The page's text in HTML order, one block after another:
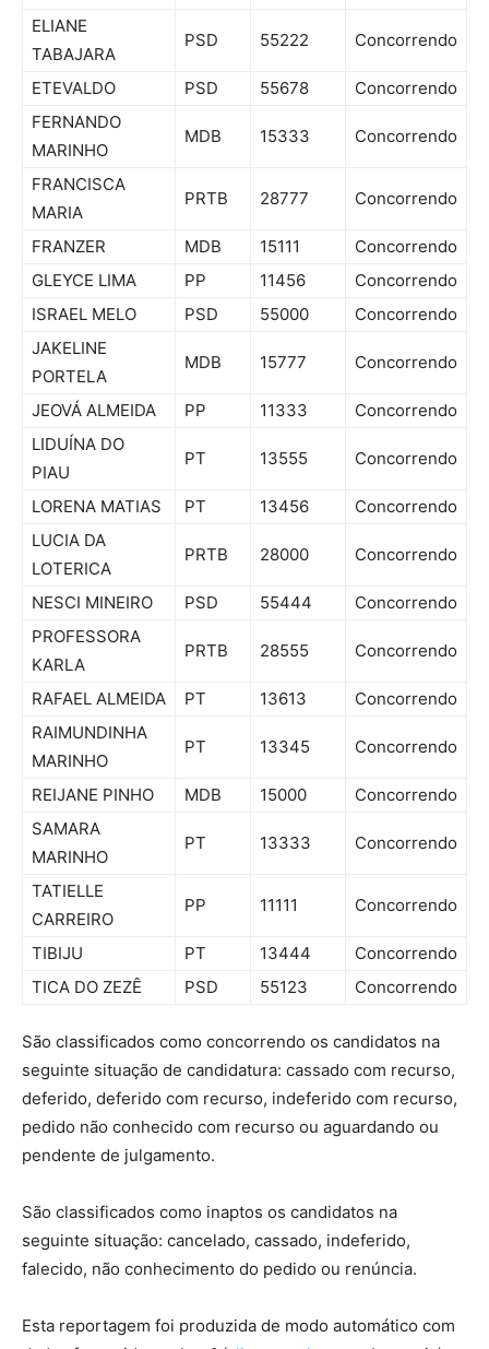
ELIANE
TABAJARA
PSD 55222 Concorrendo
ETEVALDO PSD 55678
Concorrendo
FERNANDO
MARINHO
MDB 15333 Concorrendo
FRANCISCA
MARIA
PRTB 28777 Concorrendo
FRANZER MDB 15111
Concorrendo
GLEYCE LIMA
PP 11456
Concorrendo
ISRAEL MELO
PSD 55000
Concorrendo
JAKELINE
PORTELA
MDB 15777 Concorrendo
JEOVÁ ALMEIDA PP 11333
Concorrendo
LIDUÍNA DO
PIAU
PT 13555 Concorrendo
LORENA MATIAS PT 13456
Concorrendo
LUCIA DA
LOTERICA
PRTB 28000 Concorrendo
NESCI MINEIRO PSD 55444
Concorrendo
PROFESSORA
KARLA
PRTB 28555 Concorrendo
RAFAEL ALMEIDA PT 13613
Concorrendo
RAIMUNDINHA
MARINHO
PT 13345 Concorrendo
REIJANE PINHO MDB 15000
Concorrendo
SAMARA
MARINHO
PT 13333 Concorrendo
TATIELLE
CARREIRO
PP 11111 Concorrendo
TIBIJU PT 13444
Concorrendo
TICA DO ZEZÊ
PSD 55123 Concorrendo
São classificados como concorrendo os candidatos na
seguinte situação de candidatura: cassado com recurso,
deferido, deferido com recurso, indeferido com recurso,
pedido não conhecido com recurso ou aguardando ou
pendente de julgamento.
São classificados como inaptos os candidatos na
seguinte situação: cancelado, cassado, indeferido,
falecido, não conhecimento do pedido ou renúncia.
Esta reportagem foi produzida de modo automático com